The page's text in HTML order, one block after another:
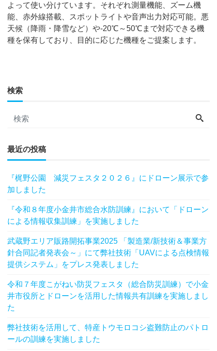
よって使い分けています。それぞれ測量機能、ズーム機
能、赤外線搭載、スポットライトや音声出力対応可能。悪
天候（降雨・降雪など）や-20℃～50℃まで対応できる機
種を保有しており、目的に応じた機種をご提案します。
検索
最近の投稿
『梶野公園 減災フェスタ２０２６』にドローン展示で参
加しました
『令和８年度小金井市総合水防訓練』において「ドローン
による情報収集訓練」を実施しました
武蔵野エリア販路開拓事業2025 「製造業/新技術＆事業方
針合同記者発表会～」にて弊社技術「UAVによる点検情報
提供システム」をプレス発表しました
令和７年度こがねい防災フェスタ（総合防災訓練）で小金
井市役所とドローンを活用した情報共有訓練を実施しまし
た
弊社技術を活用して、特産トウモロコシ盗難防止のパトロ
ールの訓練を実施しました